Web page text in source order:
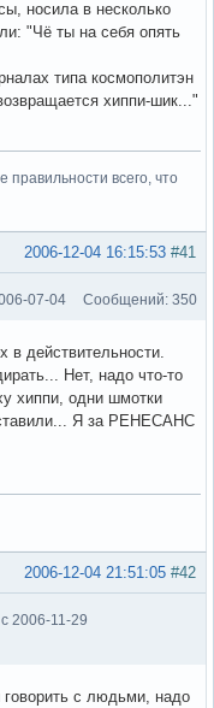
носила в несколько
"Чё ты на себя опять
типа космополитэн
хиппи-шик..."
всего, что
#41
2006-12-04 16:15:53
07-04 Сообщений: 350
действительности.
Нет, надо что-то
хиппи, одни шмотки
Я за РЕНЕСАНС
#42
2006-12-04 21:51:05
2006-11-29
с людьми, надо